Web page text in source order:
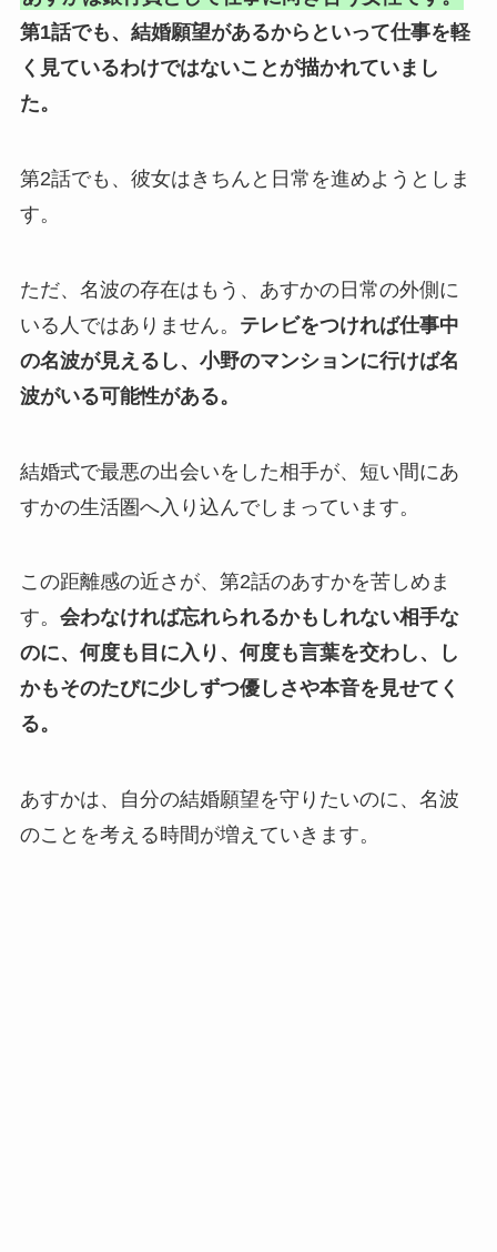
第1話でも、結婚願望があるからといって仕事を軽
く見ているわけではないことが描かれていまし
た。
第2話でも、彼女はきちんと日常を進めようとしま
す。
ただ、名波の存在はもう、あすかの日常の外側に
いる人ではありません。 テレビをつければ仕事中
の名波が見えるし、小野のマンションに行けば名
波がいる可能性がある。
結婚式で最悪の出会いをした相手が、短い間にあ
すかの生活圏へ入り込んでしまっています。
この距離感の近さが、第2話のあすかを苦しめま
す。 会わなければ忘れられるかもしれない相手な
のに、何度も目に入り、何度も言葉を交わし、し
かもそのたびに少しずつ優しさや本音を見せてく
る。
あすかは、自分の結婚願望を守りたいのに、名波
のことを考える時間が増えていきます。